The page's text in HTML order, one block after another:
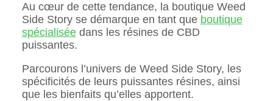
Au cœur de cette tendance, la boutique Weed
Side Story se démarque en tant que boutique
spécialiséedans les résines de CBD
puissantes.
Parcourons l’univers de Weed Side Story, les
spécificités de leurs puissantes résines, ainsi
que les bienfaits qu’elles apportent.